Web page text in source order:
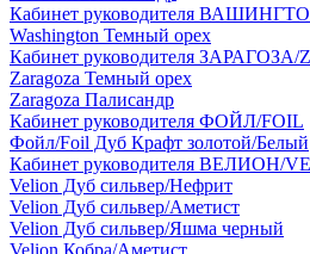
Кабинет руководителя
Washington Темный орех
Кабинет руководителя ЗАРАГОЗА/
Zaragoza Темный орех
Zaragoza Палисандр
Кабинет руководителя ФОЙЛ/FOIL
Фойл/Foil Дуб Крафт золотой/Белый
Кабинет руководителя ВЕЛИОН/
Velion Дуб сильвер/Нефрит
Velion Дуб сильвер/Аметист
Velion Дуб сильвер/Яшма черный
Velion Кобра/Аметист